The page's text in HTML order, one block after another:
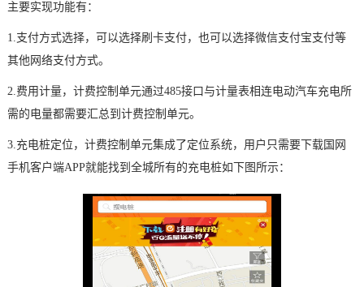
主要实现功能有：
1.支付方式选择，可以选择刷卡支付，也可以选择微信支付宝支付等
其他网络支付方式。
2.费用计量，计费控制单元通过485接口与计量表相连电动汽车充电所
需的电量都需要汇总到计费控制单元。
3.充电桩定位，计费控制单元集成了定位系统，用户只需要下载国网
手机客户端APP就能找到全城所有的充电桩如下图所示：